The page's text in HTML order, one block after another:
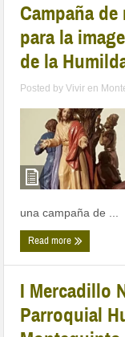
Campaña
para la
de la
Posted byVivir en
una campaña de ...
Read more
I Mercadillo
Parroquial